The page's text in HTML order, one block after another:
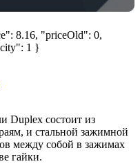
8.16, "priceOld": 0,
1 }
Duplex состоит из
и стальной зажимной
между собой в зажимах
гайки.